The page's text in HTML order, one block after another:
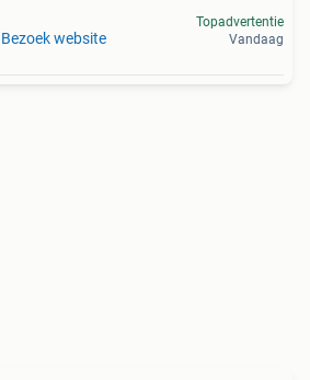
Bezoek website
Topadvertentie
Vandaag